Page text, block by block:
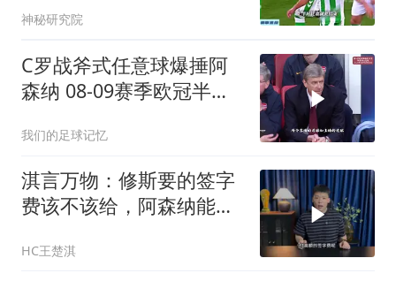
神秘研究院
C罗战斧式任意球爆捶阿
森纳 08-09赛季欧冠半决
我们的足球记忆
淇言万物：修斯要的签字
费该不该给，阿森纳能得
HC王楚淇